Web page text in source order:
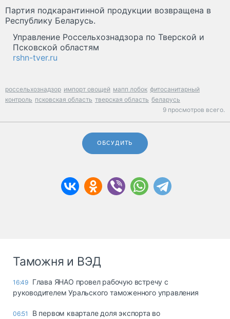
Партия подкарантинной продукции возвращена в
Республику Беларусь.
Управление Россельхознадзора по Тверской и
Псковской областям
rshn-tver.ru
россельхознадзор импорт овощей мапп лобок фитосанитарный
контроль псковская область тверская область беларусь
9 просмотров всего.
ОБСУДИТЬ
Таможня и ВЭД
16:49 Глава ЯНАО провел рабочую встречу с
руководителем Уральского таможенного управления
06:51
В первом квартале доля экспорта во